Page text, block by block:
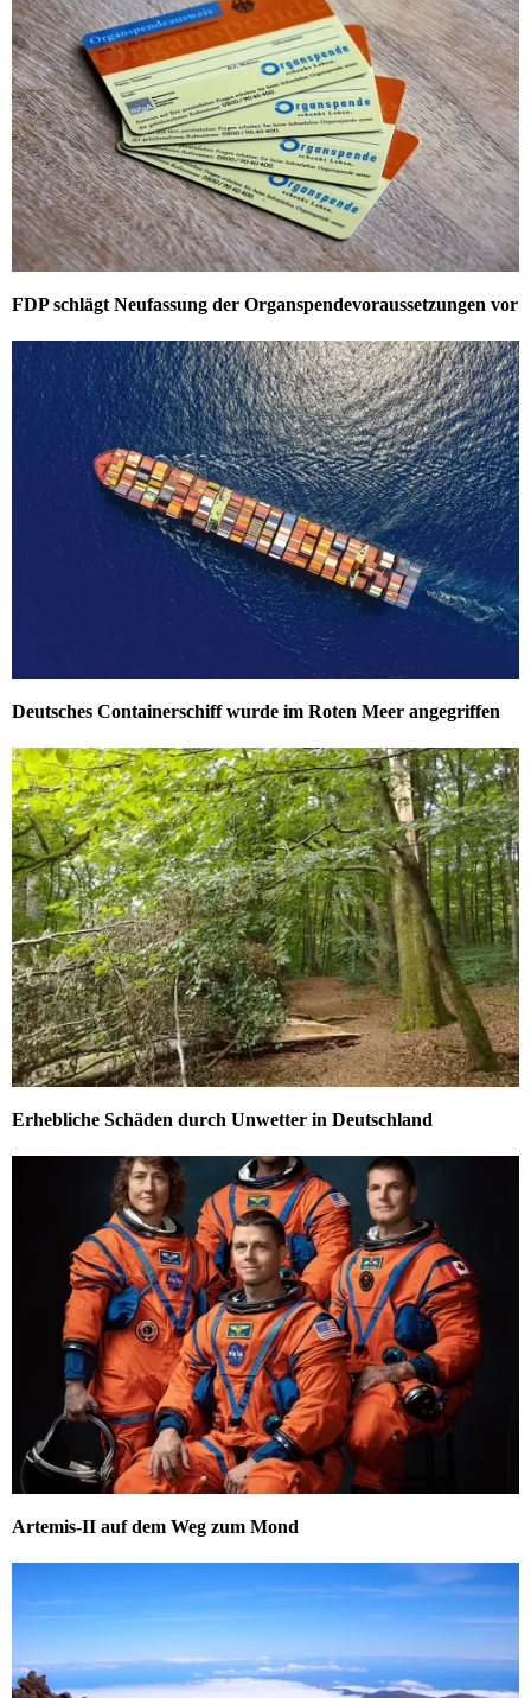
FDP schlägt Neufassung der Organspendevoraussetzungen vor
Deutsches Containerschiff wurde im Roten Meer angegriffen
Erhebliche Schäden durch Unwetter in Deutschland
Artemis-II auf dem Weg zum Mond